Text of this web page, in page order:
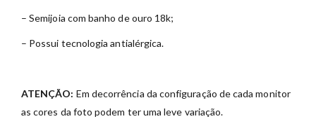
– Semijoia com banho de ouro 18k;
– Possui tecnologia antialérgica.
ATENÇÃO: Em decorrência da configuração de cada monitor
as cores da foto podem ter uma leve variação.